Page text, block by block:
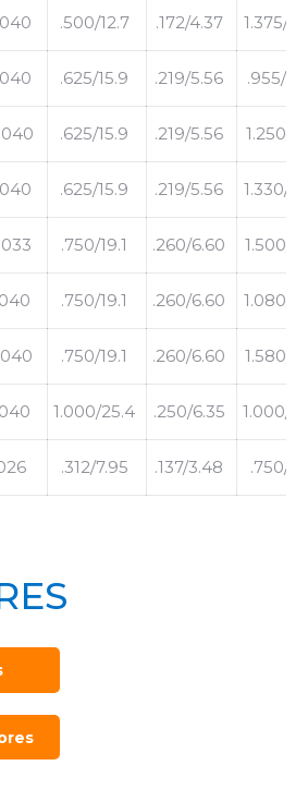
.500/12.7 .172/4.37 1.375/
.625/15.9 .219/5.56 .955/
.625/15.9 .219/5.56 1.250/
.625/15.9 .219/5.56 1.330/
.750/19.1 .260/6.60 1.500/
.750/19.1 .260/6.60 1.080/
.750/19.1 .260/6.60 1.580/
1.000/25.4 .250/6.35 1.000/
.312/7.95 .137/3.48 .750/